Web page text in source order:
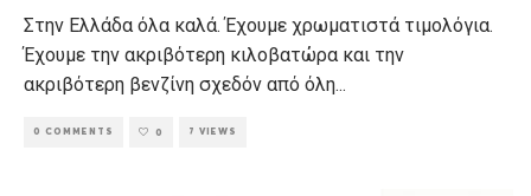
Στην Ελλάδα όλα καλά. Έχουμε χρωματιστά τιμολόγια.
Έχουμε την ακριβότερη κιλοβατώρα και την
ακριβότερη βενζίνη σχεδόν από όλη...
0 COMMENTS 0 7 VIEWS